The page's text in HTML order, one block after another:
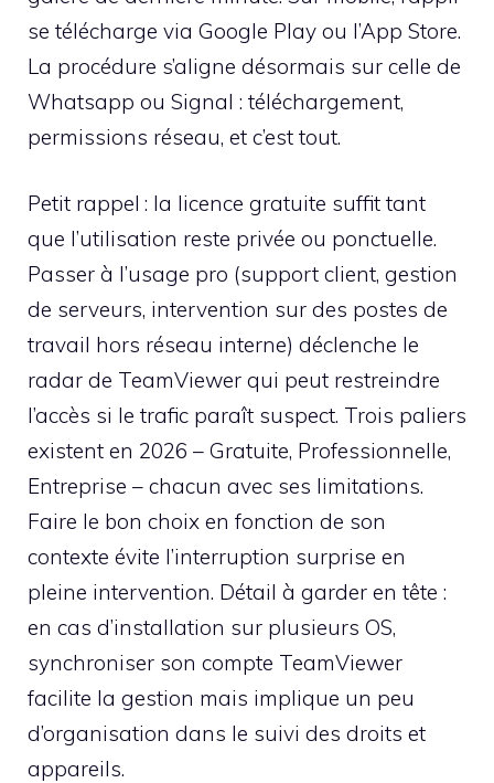
se télécharge via Google Play ou l’App Store.
La procédure s’aligne désormais sur celle de
Whatsapp ou Signal : téléchargement,
permissions réseau, et c’est tout.
Petit rappel : la licence gratuite suffit tant
que l’utilisation reste privée ou ponctuelle.
Passer à l’usage pro (support client, gestion
de serveurs, intervention sur des postes de
travail hors réseau interne) déclenche le
radar de TeamViewer qui peut restreindre
l’accès si le trafic paraît suspect. Trois paliers
existent en 2026 – Gratuite, Professionnelle,
Entreprise – chacun avec ses limitations.
Faire le bon choix en fonction de son
contexte évite l’interruption surprise en
pleine intervention. Détail à garder en tête :
en cas d’installation sur plusieurs OS,
synchroniser son compte TeamViewer
facilite la gestion mais implique un peu
d’organisation dans le suivi des droits et
appareils.